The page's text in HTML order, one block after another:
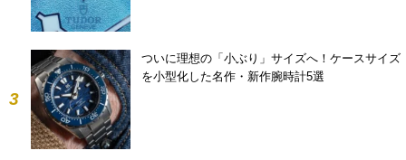
3
ついに理想の「小ぶり」サイズへ！ケースサイズ
を小型化した名作・新作腕時計5選